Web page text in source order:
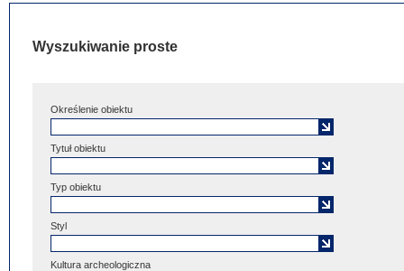
Wyszukiwanie proste
Określenie obiektu
Tytuł obiektu
Typ obiektu
Styl
Kultura archeologiczna